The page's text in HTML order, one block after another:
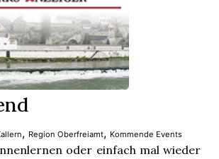
, Region Oberfreiamt, Kommende Events
oder einfach mal wieder